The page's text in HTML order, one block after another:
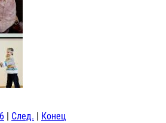
6 | След. | Конец